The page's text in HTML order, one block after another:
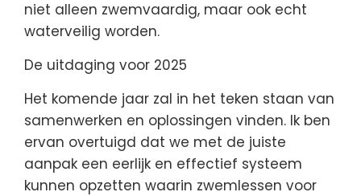
niet alleen zwemvaardig, maar ook echt
waterveilig worden.
De uitdaging voor 2025
Het komende jaar zal in het teken staan van
samenwerken en oplossingen vinden. Ik ben
ervan overtuigd dat we met de juiste
aanpak een eerlijk en effectief systeem
kunnen opzetten waarin zwemlessen voor